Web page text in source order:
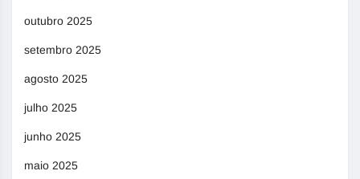
outubro 2025
setembro 2025
agosto 2025
julho 2025
junho 2025
maio 2025